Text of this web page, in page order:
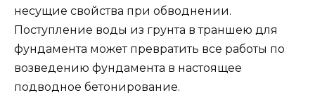
несущие свойства при обводнении.
Поступление воды из грунта в траншею для
фундамента может превратить все работы по
возведению фундамента в настоящее
подводное бетонирование.